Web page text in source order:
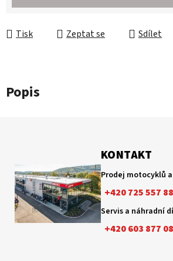
Tisk Zeptat se Sdílet
Popis
KONTAKT
Prodej motocyklů
+420 725 557
Servis a náhradní
+420 603 877